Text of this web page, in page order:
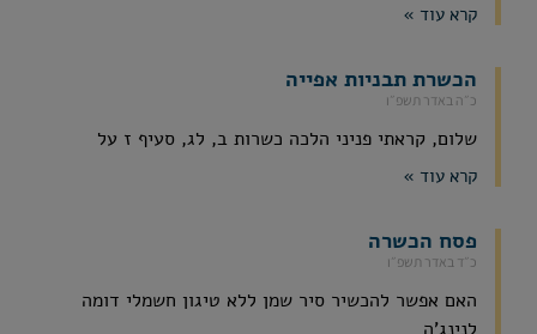
קרא עוד »
הכשרת תבניות אפייה
כ״ה באדר תשפ״ו
שלום, קראתי פניני הלכה כשרות ב, לג, סעיף ז על
קרא עוד »
פסח הכשרה
כ״ד באדר תשפ״ו
האם אפשר להכשיר סיר שמן ללא טיגון חשמלי דומה